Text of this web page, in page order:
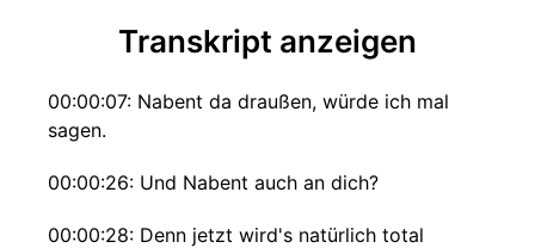
Transkript anzeigen
00:00:07: Nabent da draußen, würde ich mal
sagen.
00:00:26: Und Nabent auch an dich?
00:00:28: Denn jetzt wird's natürlich total